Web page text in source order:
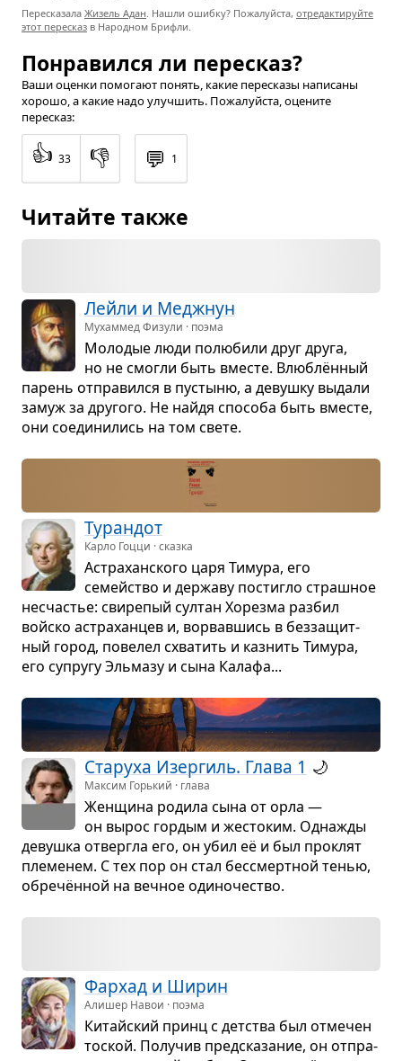
Пересказала Жизель Адан. Нашли ошибку? Пожалуйста, отредактируйте
этот пересказ в Народном Брифли.
Понравился ли пересказ?
Ваши оценки помогают понять, какие пересказы написаны
хорошо, а какие надо улучшить. Пожалуйста, оцените
пересказ:
👍 33 👎 💬 1
Читайте также
Лейли и Медж­нун
Мухаммед Физули · поэма
Моло­дые люди полю­били друг друга,
но не смогли быть вме­сте. Влю­блён­ный
парень отпра­вился в пустыню, а девушку выдали
замуж за дру­гого. Не найдя спо­соба быть вме­сте,
они соеди­ни­лись на том свете.
Туран­дот
Карло Гоцци · сказка
Астра­хан­ского царя Тимура, его
семейство и дер­жаву постигло страш­ное
несча­стье: сви­ре­пый сул­тан Хорезма раз­бил
войско астра­хан­цев и, ворвав­шись в без­за­щит­
ный город, пове­лел схва­тить и каз­нить Тимура,
его супругу Эль­мазу и сына Калафа...
Ста­руха Изер­гиль. Глава 1 🌙
Максим Горький · глава
Жен­щина родила сына от орла —
он вырос гор­дым и жесто­ким. Одна­жды
девушка отвергла его, он убил её и был про­клят
пле­ме­нем. С тех пор он стал бес­смерт­ной тенью,
обречён­ной на веч­ное оди­но­че­ство.
Фар­хад и Ширин
Алишер Навои · поэма
Китайский принц с дет­ства был отме­чен
тоской. Полу­чив пред­ска­за­ние, он отпра­